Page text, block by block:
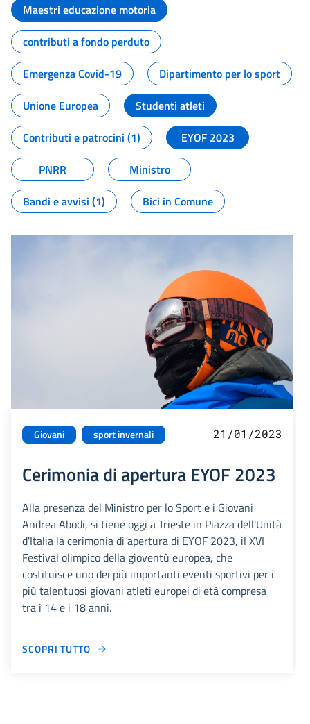
Maestri educazione motoria
contributi a fondo perduto
Emergenza Covid-19
Dipartimento per lo sport
Unione Europea
Studenti atleti
Contributi e patrocini (1)
EYOF 2023
PNRR
Ministro
Bandi e avvisi (1)
Bici in Comune
Giovani sport invernali 21/01/2023
Cerimonia di apertura EYOF 2023
Alla presenza del Ministro per lo Sport e i Giovani
Andrea Abodi, si tiene oggi a Trieste in Piazza dell'Unità
d'Italia la cerimonia di apertura di EYOF 2023, il XVI
Festival olimpico della gioventù europea, che
costituisce uno dei più importanti eventi sportivi per i
più talentuosi giovani atleti europei di età compresa
tra i 14 e i 18 anni.
SCOPRI TUTTO